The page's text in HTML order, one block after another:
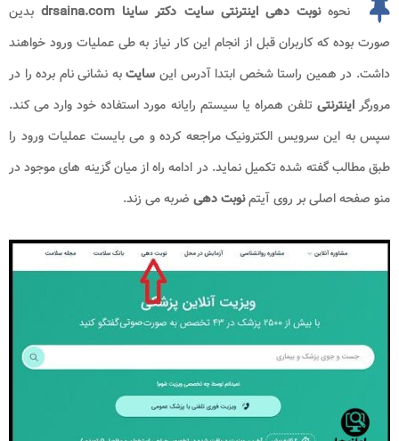
نحوه نوبت دهی اینترنتی سایت دکتر ساینا drsaina.com
بدین
صورت بوده که کاربران قبل از انجام این کار نیاز به طی عملیات ورود خواهند
داشت. در همین راستا شخص ابتدا آدرس این سایتبه نشانی نام برده را در
مرورگراینترنتی تلفن همراه یا سیستم رایانه مورد استفاده خود وارد می کند.
سپس به این سرویس الکترونیک مراجعه کرده و می بایست عملیات ورود را
طبق مطالب گفته شده تکمیل نماید. در ادامه راه از میان گزینه های موجود در
منو صفحه اصلی بر روی آیتمنوبت دهی ضربه می زند.